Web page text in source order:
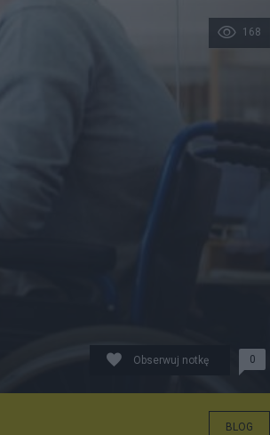
168
Obserwuj notkę 0
BLOG